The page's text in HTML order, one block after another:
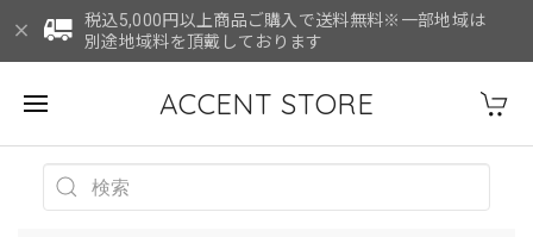
税込5,000円以上商品ご購入で送料無料※一部地域は
別途地域料を頂戴しております
ACCENT STORE